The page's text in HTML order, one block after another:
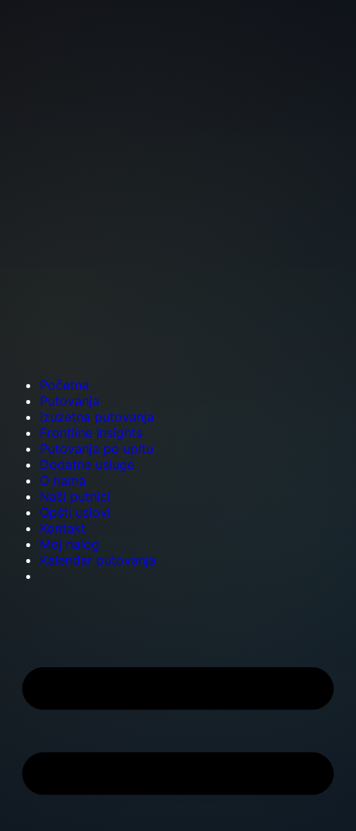
Početna
Putovanja
Izuzetna putovanja
Frontline Insights
Putovanja po upitu
Dodatne usluge
O nama
Naši putnici
Opšti uslovi
Kontakt
Moj nalog
Kalendar putovanja